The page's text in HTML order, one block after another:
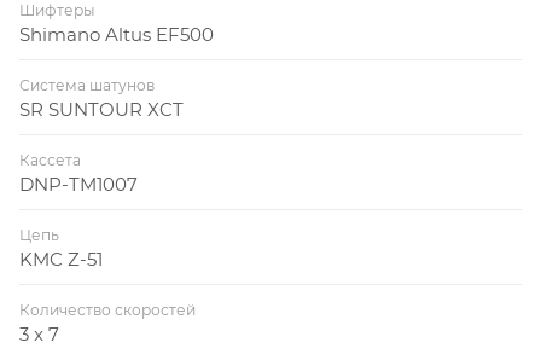
Шифтеры
Shimano Altus EF500
Система шатунов
SR SUNTOUR XCT
Кассета
DNP-TM1007
Цепь
KMC Z-51
Количество скоростей
3 x 7